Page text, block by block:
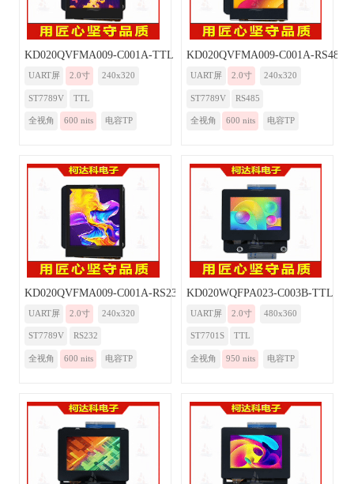
KD020QVFMA009-C001A-TTL
UART屏 2.0寸 240x320
ST7789V TTL
全视角 600 nits 电容TP
KD020QVFMA009-C001A-RS485
UART屏 2.0寸 240x320
ST7789V RS485
全视角 600 nits 电容TP
KD020QVFMA009-C001A-RS232
UART屏 2.0寸 240x320
ST7789V RS232
全视角 600 nits 电容TP
KD020WQFPA023-C003B-TTL
UART屏 2.0寸 480x360
ST7701S TTL
全视角 950 nits 电容TP